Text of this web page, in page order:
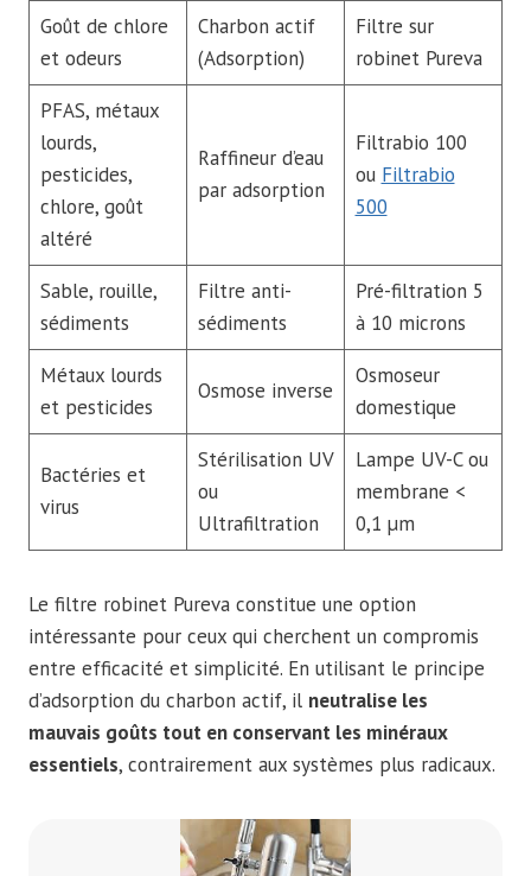
Goût de chlore
et odeurs
Charbon actif
(Adsorption)
Filtre sur
robinet Pureva
PFAS, métaux
lourds,
pesticides,
chlore, goût
altéré
Raffineur d’eau
par adsorption
Filtrabio 100
ou Filtrabio
500
Sable, rouille,
sédiments
Filtre anti-
sédiments
Pré-filtration 5
à 10 microns
Métaux lourds
et pesticides
Osmose inverse
Osmoseur
domestique
Bactéries et
virus
Stérilisation UV
ou
Ultrafiltration
Lampe UV-C ou
membrane <
0,1 µm
Le filtre robinet Pureva constitue une option
intéressante pour ceux qui cherchent un compromis
entre efficacité et simplicité. En utilisant le principe
d’adsorption du charbon actif, il neutralise les
mauvais goûts tout en conservant les minéraux
essentiels, contrairement aux systèmes plus radicaux.